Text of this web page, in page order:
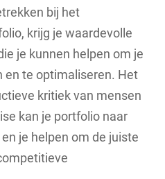
bij het
krijg je waardevolle
je kunnen helpen om je
en te optimaliseren. Het
kritiek van mensen
kan je portfolio naar
je helpen om de juiste